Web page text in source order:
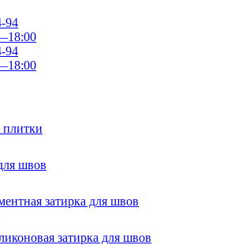
94
94
плитки
швов
затирка для швов
затирка для швов